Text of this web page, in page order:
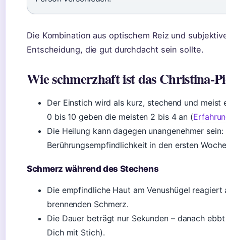
Die Kombination aus optischem Reiz und
Entscheidung, die gut durchdacht sein sollte.
Wie schmerzhaft ist das Christina-
Der Einstich wird als kurz, stechend und
0 bis 10 geben die meisten 2 bis 4 an (
Die Heilung kann dagegen unangenehmer
Berührungsempfindlichkeit in den ersten
Schmerz während des Stechens
Die empfindliche Haut am Venushügel
brennenden Schmerz.
Die Dauer beträgt nur Sekunden – danach
Dich mit Stich).